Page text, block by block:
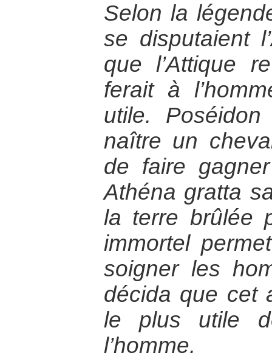
Selon la
se disputaient
que l’Attique
ferait à
utile.
naître un
de faire
Athéna gratta
la terre brûlée
immortel
soigner les
décida que cet
le plus utile
l’homme.